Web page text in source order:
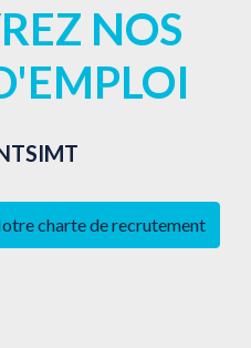
NOS
charte de recrutement